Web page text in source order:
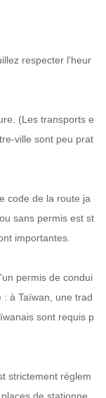
respecter l'heur
(Les transports e
ville sont peu prat
code de la route ja
sans permis est st
importantes.
permis de condui
: à Taïwan, une trad
sont requis p
strictement réglem